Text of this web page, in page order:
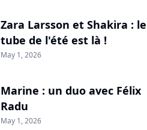
Zara Larsson et Shakira : le
tube de l'été est là !
May 1, 2026
Marine : un duo avec Félix
Radu
May 1, 2026